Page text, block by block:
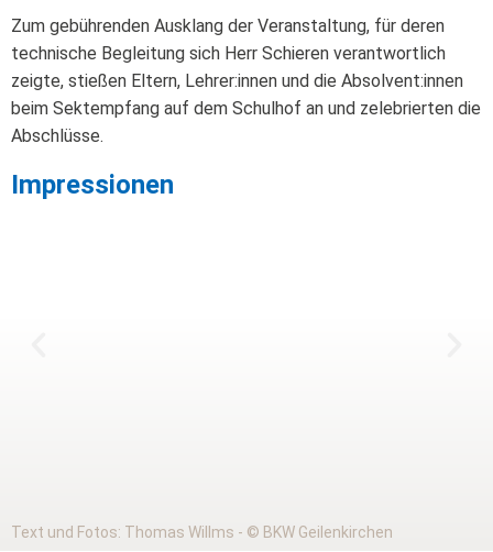
Zum gebührenden Ausklang der Veranstaltung, für deren
technische Begleitung sich Herr Schieren verantwortlich
zeigte, stießen Eltern, Lehrer:innen und die Absolvent:innen
beim Sektempfang auf dem Schulhof an und zelebrierten die
Abschlüsse.
Impressionen
Text und Fotos: Thomas Willms - © BKW Geilenkirchen